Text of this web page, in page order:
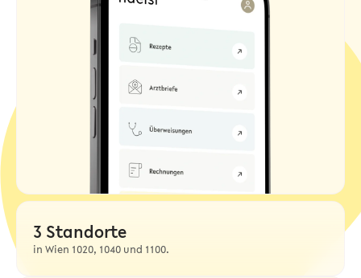
3 Standorte
in Wien 1020, 1040 und 1100.